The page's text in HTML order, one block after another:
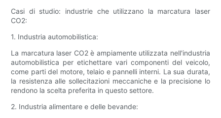
Casi di studio: industrie che utilizzano la marcatura laser
CO2:
1. Industria automobilistica:
La marcatura laser CO2 è ampiamente utilizzata nell'industria
automobilistica per etichettare vari componenti del veicolo,
come parti del motore, telaio e pannelli interni. La sua durata,
la resistenza alle sollecitazioni meccaniche e la precisione lo
rendono la scelta preferita in questo settore.
2. Industria alimentare e delle bevande: